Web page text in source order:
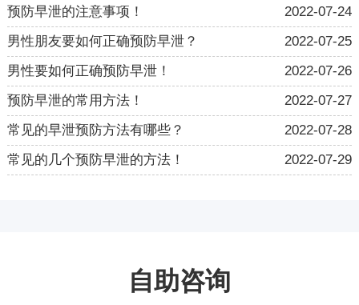
预防早泄的注意事项！
2022-07-24
男性朋友要如何正确预防早泄？
2022-07-25
男性要如何正确预防早泄！
2022-07-26
预防早泄的常用方法！
2022-07-27
常见的早泄预防方法有哪些？
2022-07-28
常见的几个预防早泄的方法！
2022-07-29
自助咨询